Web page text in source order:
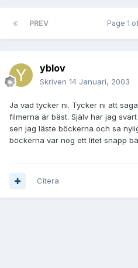
PREV Page 1
yblov
Skriven 14 Januari, 2003
Ja vad tycker ni. Tycker ni att
filmerna är bäst. Själv har jag
sen jag läste böckerna och sa
böckerna var nog ett litet snäpp
Citera